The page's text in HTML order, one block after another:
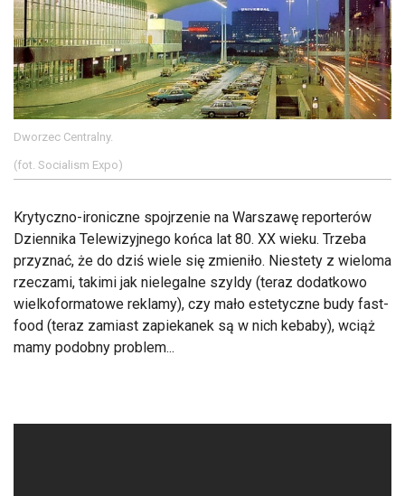
Dworzec Centralny.
(fot. Socialism Expo)
Krytyczno-ironiczne spojrzenie na Warszawę reporterów
Dziennika Telewizyjnego końca lat 80. XX wieku. Trzeba
przyznać, że do dziś wiele się zmieniło. Niestety z wieloma
rzeczami, takimi jak nielegalne szyldy (teraz dodatkowo
wielkoformatowe reklamy), czy mało estetyczne budy fast-
food (teraz zamiast zapiekanek są w nich kebaby), wciąż
mamy podobny problem...